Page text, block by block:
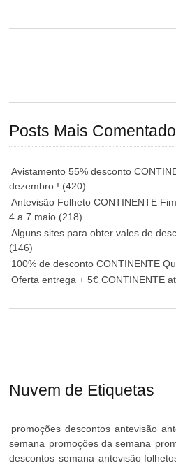
Posts Mais
Avistamento 55% desconto
dezembro ! (420)
Antevisão Folheto CONTINENTE
4 a 7 maio (218)
Alguns sites para obter vales de
(146)
100% de desconto CONTINENTE
Oferta entrega + 5€ CONTINENTE
Nuvem de Etiquetas
promoções descontos antevisão
semana promoções da semana
descontos semana antevisão